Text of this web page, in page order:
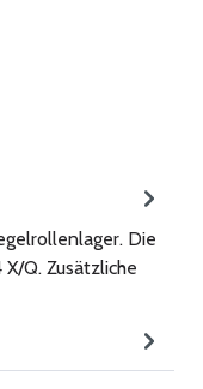
Die
Q. Zusätzliche